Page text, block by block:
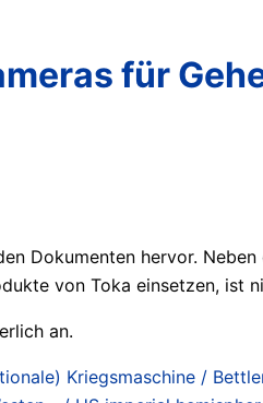
für
Dokumenten hervor.
von Toka einsetzen, ist
an.
Kriegsmaschine /